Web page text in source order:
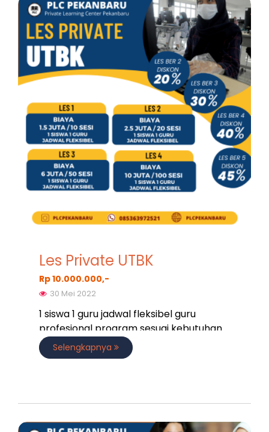
Les Private UTBK
Rp 10.000.000,-
30 Mei 2022
1 siswa 1 guru jadwal fleksibel guru
profesional program sesuai kebutuhan
Selengkapnya